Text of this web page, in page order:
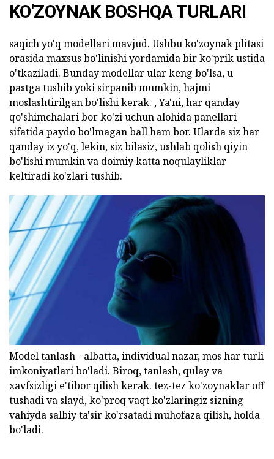
KO'ZOYNAK BOSHQA TURLARI
saqich yo'q modellari mavjud. Ushbu ko'zoynak plitasi
orasida maxsus bo'linishi yordamida bir ko'prik ustida
o'tkaziladi. Bunday modellar ular keng bo'lsa, u
pastga tushib yoki sirpanib mumkin, hajmi
moslashtirilgan bo'lishi kerak. , Ya'ni, har qanday
qo'shimchalari bor ko'zi uchun alohida panellari
sifatida paydo bo'lmagan ball ham bor. Ularda siz har
qanday iz yo'q, lekin, siz bilasiz, ushlab qolish qiyin
bo'lishi mumkin va doimiy katta noqulayliklar
keltiradi ko'zlari tushib.
Model tanlash - albatta, individual nazar, mos har turli
imkoniyatlari bo'ladi. Biroq, tanlash, qulay va
xavfsizligi e'tibor qilish kerak. tez-tez ko'zoynaklar off
tushadi va slayd, ko'proq vaqt ko'zlaringiz sizning
vahiyda salbiy ta'sir ko'rsatadi muhofaza qilish, holda
bo'ladi.